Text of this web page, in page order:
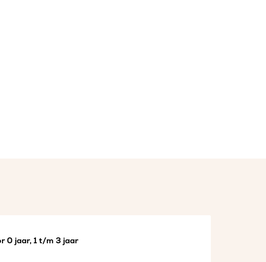
0 jaar, 1 t/m 3 jaar